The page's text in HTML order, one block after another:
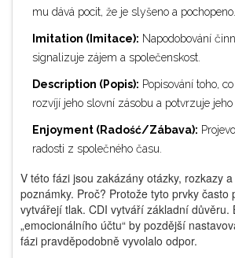
mu dává pocit, že je slyšeno a pochopeno.
Imitation (Imitace): Napodobování
signalizuje zájem a společenskost.
Description (Popis): Popisování toho,
rozvíjí jeho slovní zásobu a potvrzuje jeho
Enjoyment (Radość/Zábava):
radosti z společného času.
V této fázi jsou zakázány otázky, rozkazy
poznámky. Proč? Protože tyto prvky často
vytvářejí tlak. CDI vytváří základní důvěru.
„emocionálního účtu“ by pozdější
fázi pravděpodobně vyvolalo odpor.